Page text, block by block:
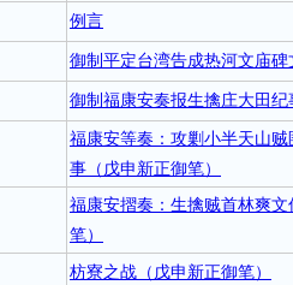
例言
御制平定台湾告成热河文庙碑
御制福康安奏报生擒庄大田纪
福康安等奏：攻剿小半天山
事（戊申新正御笔）
福康安摺奏：生擒贼首林爽
笔）
枋寮之战（戊申新正御笔）